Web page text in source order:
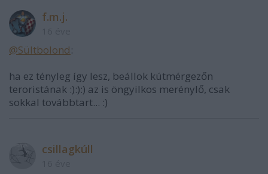
f.m.j.
@Sültbolond:
ha ez tényleg így lesz, beállok kútmérgezőn
teroristának :):):) az is öngyilkos merénylő, csak
sokkal továbbtart... :)
csillagkúll